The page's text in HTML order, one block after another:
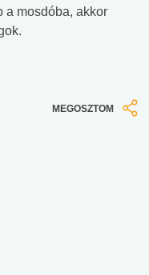
a mosdóba, akkor
MEGOSZTOM